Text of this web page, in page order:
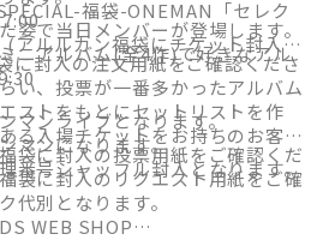
姿で当日メンバーが登場します。
に封入の注文用紙をご確認くださ
ニアルバム(全4作)で好きなアル
い、投票が一番多かったアルバム
マンライブとなります。
袋に封入の投票用紙をご確認くだ
福袋-ONEMAN「セレク
(アルルカン福袋にチケット封入)
ストをもとにセットリストを作
マンになります。
袋に封入のリクエスト用紙をご確
る入場チケットをお持ちのお客様
番号シャッフル封入となります。
代別となります。
WEB SHOP